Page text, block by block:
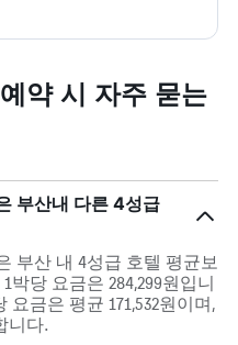
약 시 자주 묻는
부산내 다른 4성급
부산 내 4성급 호텔 평균보
당 요금은 284,299원입니
금은 평균 171,532원이며,
니다.